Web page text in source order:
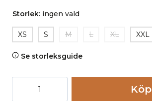
Storlek: ingen vald
XS S M L XL XXL
Se storleksguide
stickad
Köp